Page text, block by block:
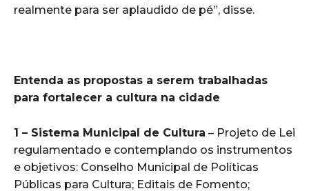
realmente para ser aplaudido de pé”, disse.
Entenda as propostas a serem trabalhadas
para fortalecer a cultura na cidade
1 – Sistema Municipal de Cultura – Projeto de Lei
regulamentado e contemplando os instrumentos
e objetivos: Conselho Municipal de Políticas
Públicas para Cultura; Editais de Fomento;